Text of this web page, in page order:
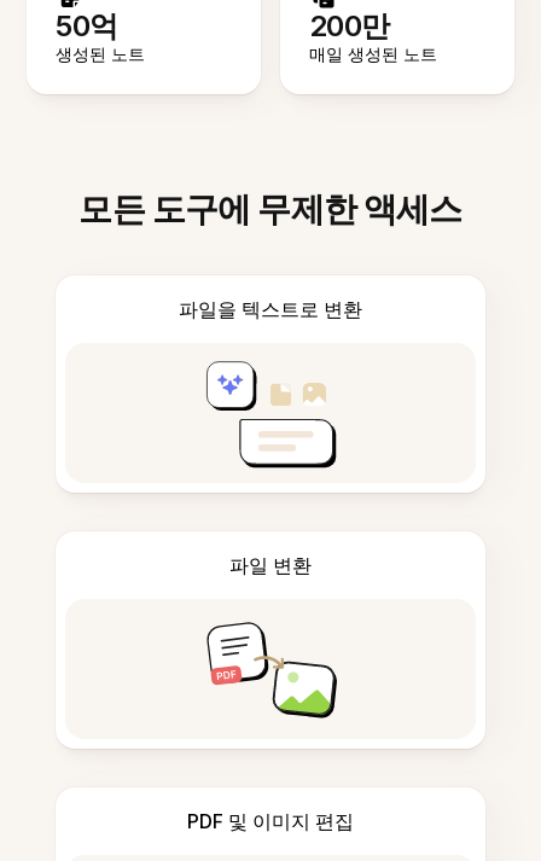
50억
생성된 노트
200만
매일 생성된 노트
모든 도구에 무제한 액세스
파일을 텍스트로 변환
파일 변환
PDF 및 이미지 편집